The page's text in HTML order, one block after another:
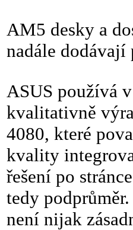
AM5 desky a
nadále dodávají
ASUS používá
kvalitativně
4080, které
kvality
řešení po
tedy
není nijak